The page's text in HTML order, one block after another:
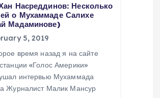
Насреддинов: Несколько
о Мухаммаде Салихе
Мадаминове)
5, 2019
время назад я на сайте
«Голос Америки»
интервью Мухаммада
Журналист Малик Мансур